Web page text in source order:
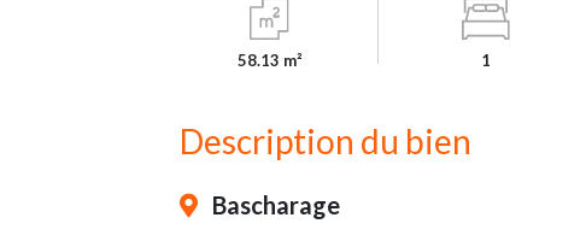
58.13 m² 1
Description du bien
Bascharage